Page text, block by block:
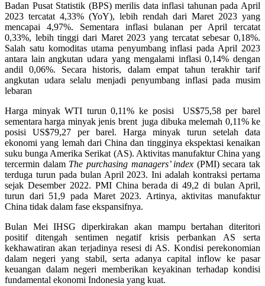
Badan Pusat Statistik (BPS) merilis data inflasi tahunan pada April
2023 tercatat 4,33% (YoY), lebih rendah dari Maret 2023 yang
mencapai 4,97%. Sementara inflasi bulanan per April tercatat
0,33%, lebih tinggi dari Maret 2023 yang tercatat sebesar 0,18%.
Salah satu komoditas utama penyumbang inflasi pada April 2023
antara lain angkutan udara yang mengalami inflasi 0,14% dengan
andil 0,06%. Secara historis, dalam empat tahun terakhir tarif
angkutan udara selalu menjadi penyumbang inflasi pada musim
lebaran
Harga minyak WTI turun 0,11% ke posisi US$75,58 per barel
sementara harga minyak jenis brent juga dibuka melemah 0,11% ke
posisi US$79,27 per barel. Harga minyak turun setelah data
ekonomi yang lemah dari China dan tingginya ekspektasi kenaikan
suku bunga Amerika Serikat (AS). Aktivitas manufaktur China yang
tercermin dalam The purchasing managers’ index (PMI) secara tak
terduga turun pada bulan April 2023. Ini adalah kontraksi pertama
sejak Desember 2022. PMI China berada di 49,2 di bulan April,
turun dari 51,9 pada Maret 2023. Artinya, aktivitas manufaktur
China tidak dalam fase ekspansifnya.
Bulan Mei IHSG diperkirakan akan mampu bertahan diteritori
positif ditengah sentimen negatif krisis perbankan AS serta
kekhawatiran akan terjadinya resesi di AS. Kondisi perekonomian
dalam negeri yang stabil, serta adanya capital inflow ke pasar
keuangan dalam negeri memberikan keyakinan terhadap kondisi
fundamental ekonomi Indonesia yang kuat.